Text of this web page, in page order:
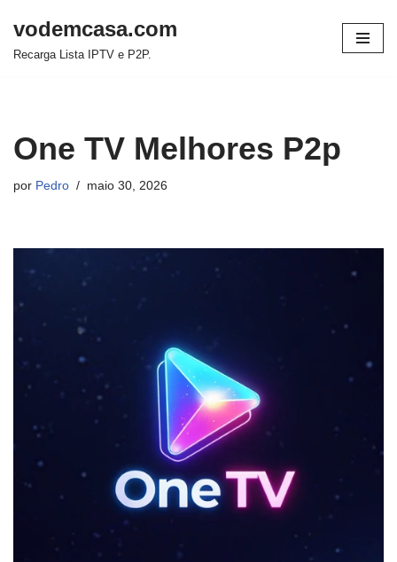
Pular
vodemcasa.com
Recarga Lista IPTV e P2P.
One TV Melhores P2p
por Pedro maio 30, 2026